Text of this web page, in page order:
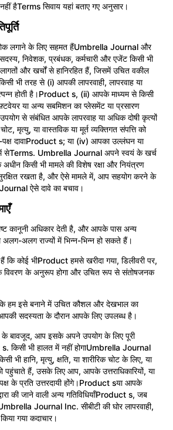
हैTerms सिवाय यहां बताए गए अनुसार।
रोक लगाने के लिए सहमत हैंUmbrella Journal और
निवेशक, प्रबंधक, कर्मचारी और एजेंट किसी भी
लागतों और खर्चों से हानिरहित हैं, जिसमें उचित वकील
भी तरह से (i) आपकी लापरवाही, लापरवाह या
होती है।Product s, (ii) आपके माध्यम से किसी
या अन्य सबमिशन का प्लेसमेंट या प्रसारण
से संबंधित आपके लापरवाह या अधिक दोषी कृत्यों
मृत्यु, या वास्तविक या मूर्त व्यक्तिगत संपत्ति को
पक्ष दावाProduct s; या (iv) आपका उल्लंघन या
सेTerms. Umbrella Journal अपने स्वयं के खर्च
अधीन किसी भी मामले की विशेष रक्षा और नियंत्रण
रखता है, और ऐसे मामले में, आप सहयोग करने के
ऐसे दावे का बचाव।
कानूनी अधिकार देती है, और आपके पास अन्य
अलग-अलग राज्यों में भिन्न-भिन्न हो सकते हैं।
कि कोई भीProduct हमसे खरीदा गया, डिलीवरी पर,
विवरण के अनुरूप होगा और उचित रूप से संतोषजनक
हम इसे बनाने में उचित कौशल और देखभाल का
सदस्यता के दौरान आपके लिए उपलब्ध है।
के बावजूद, आप इसके अपने उपयोग के लिए पूरी
किसी भी हालत में नहीं होगाUmbrella Journal
भी हानि, मृत्यु, क्षति, या शारीरिक चोट के लिए, या
पहुंचाते हैं, उसके लिए आप, आपके उत्तराधिकारियों, या
पक्ष के प्रति उत्तरदायी होंगे।Product sया आपके
की जाने वाली अन्य गतिविधियाँProduct s, जब
Journal Inc. सीबीटी की घोर लापरवाही,
गया कदाचार।